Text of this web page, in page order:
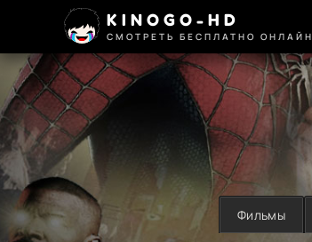
KINOGO-HD
СМОТРЕТЬ БЕСПЛАТНО ОНЛАЙН
Фильмы